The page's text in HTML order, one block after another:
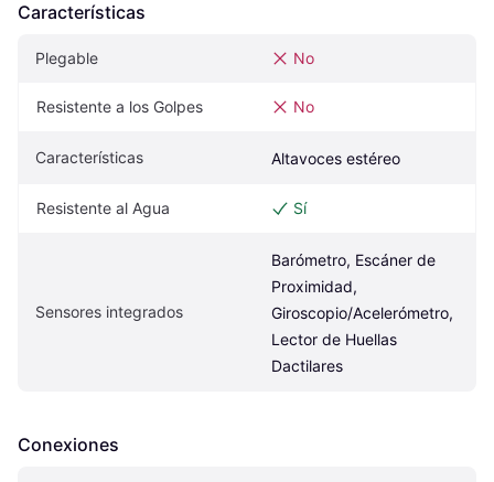
Características
Plegable No
Resistente a los Golpes No
Características Altavoces estéreo
Resistente al Agua Sí
Sensores integrados
Barómetro, Escáner de
Proximidad,
Giroscopio/Acelerómetro,
Lector de Huellas
Dactilares
Conexiones